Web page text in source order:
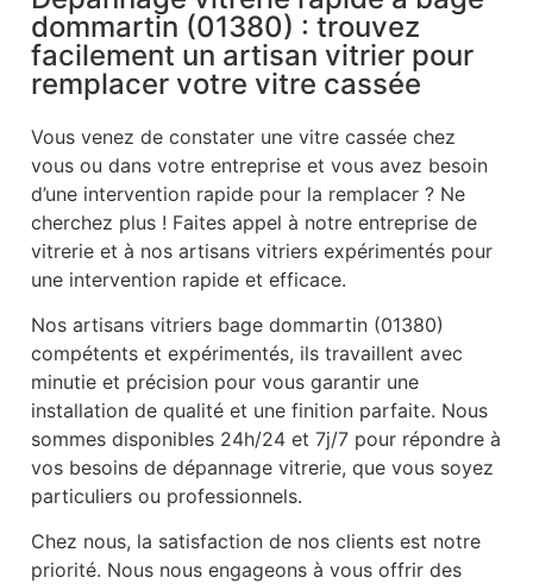
dommartin (01380) : trouvez
facilement un artisan vitrier pour
remplacer votre vitre cassée
Vous venez de constater une vitre cassée chez
vous ou dans votre entreprise et vous avez besoin
d’une intervention rapide pour la remplacer ? Ne
cherchez plus ! Faites appel à notre entreprise de
vitrerie et à nos artisans vitriers expérimentés pour
une intervention rapide et efficace.
Nos artisans vitriers bage dommartin (01380)
compétents et expérimentés, ils travaillent avec
minutie et précision pour vous garantir une
installation de qualité et une finition parfaite. Nous
sommes disponibles 24h/24 et 7j/7 pour répondre à
vos besoins de dépannage vitrerie, que vous soyez
particuliers ou professionnels.
Chez nous, la satisfaction de nos clients est notre
priorité. Nous nous engageons à vous offrir des